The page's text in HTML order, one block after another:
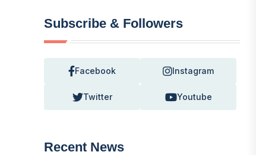
Subscribe & Followers
Facebook Instagram
Twitter Youtube
Recent News